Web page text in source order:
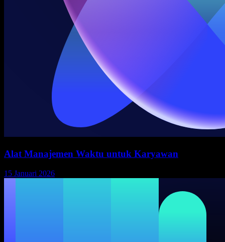
Alat Manajemen Waktu untuk Karyawan
15 Januari 2026